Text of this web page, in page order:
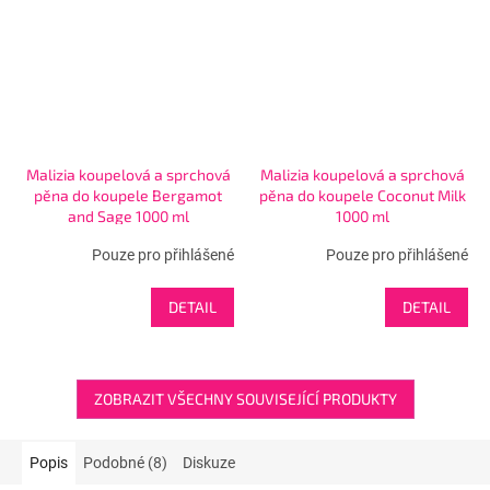
Malizia koupelová a sprchová
pěna do koupele Bergamot
and Sage 1000 ml
Pouze pro přihlášené
DETAIL
Malizia koupelová a sprchová
pěna do koupele Coconut Milk
1000 ml
Pouze pro přihlášené
DETAIL
ZOBRAZIT VŠECHNY SOUVISEJÍCÍ PRODUKTY
Popis Podobné (8) Diskuze